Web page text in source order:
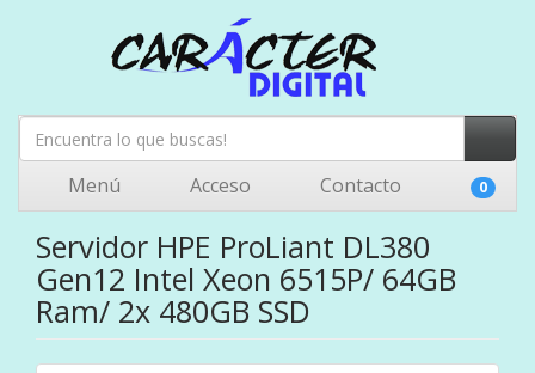
Menú Acceso Contacto 0
Servidor HPE ProLiant DL380
Gen12 Intel Xeon 6515P/ 64GB
Ram/ 2x 480GB SSD